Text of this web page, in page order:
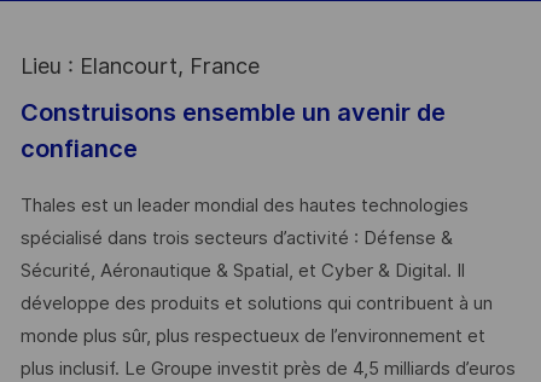
Lieu : Elancourt, France
Construisons ensemble un avenir de
confiance
Thales est un leader mondial des hautes technologies
spécialisé dans trois secteurs d’activité : Défense &
Sécurité, Aéronautique & Spatial, et Cyber & Digital. Il
développe des produits et solutions qui contribuent à un
monde plus sûr, plus respectueux de l’environnement et
plus inclusif. Le Groupe investit près de 4,5 milliards d’euros